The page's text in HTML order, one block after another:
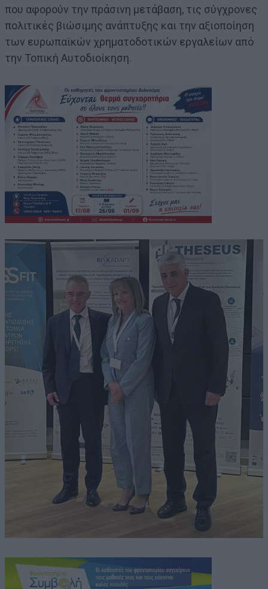
που αφορούν την πράσινη μετάβαση, τις σύγχρονες
πολιτικές βιώσιμης ανάπτυξης και την αξιοποίηση
των ευρωπαϊκών χρηματοδοτικών εργαλείων από
την Τοπική Αυτοδιοίκηση.